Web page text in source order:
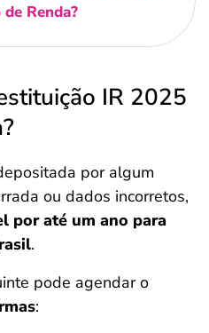
Renda?
IR 2025
por algum
ou dados incorretos,
por até um ano para
.
pode agendar o
: